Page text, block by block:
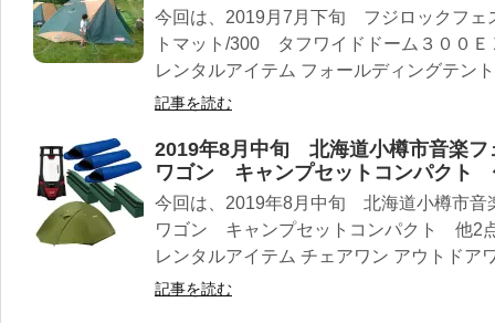
今回は、2019月7月下旬 フジロックフ
トマット/300 タフワイドドーム３００
レンタルアイテム フォールディングテン
記事を読む
2019年8月中旬 北海道小樽市音楽
ワゴン キャンプセットコンパクト
今回は、2019年8月中旬 北海道小樽市
ワゴン キャンプセットコンパクト 他
レンタルアイテム チェアワン アウトドア
記事を読む